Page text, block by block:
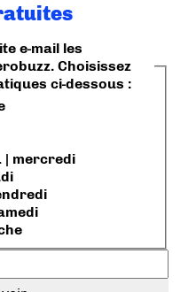
e-mail les
Choisissez
ci-dessous :
| mercredi